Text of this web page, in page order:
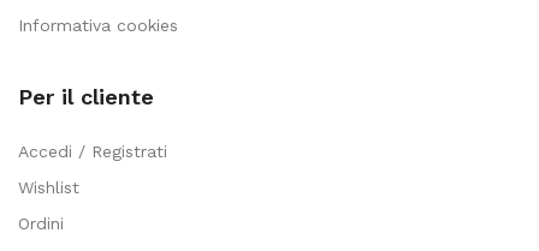
Informativa cookies
Per il cliente
Accedi / Registrati
Wishlist
Ordini